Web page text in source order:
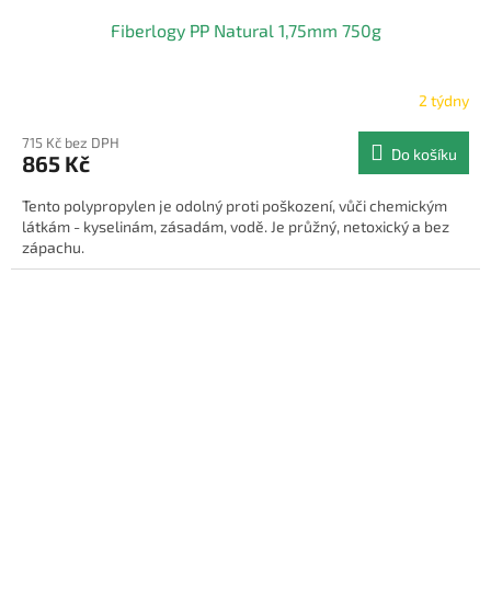
Fiberlogy PP Natural 1,75mm 750g
2 týdny
715 Kč bez DPH
865 Kč Do košíku
Tento polypropylen je odolný proti poškození, vůči chemickým
látkám - kyselinám, zásadám, vodě. Je průžný, netoxický a bez
zápachu.